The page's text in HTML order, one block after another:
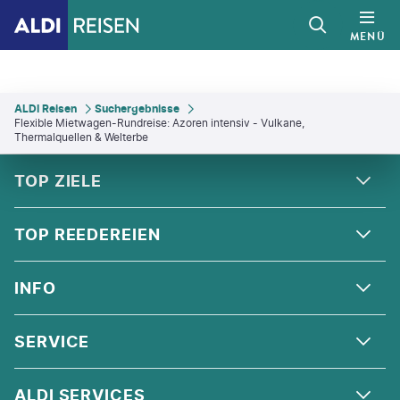
MENÜ
ALDI Reisen
Suchergebnisse
Flexible Mietwagen-Rundreise: Azoren intensiv - Vulkane,
Thermalquellen & Welterbe
TOP ZIELE
ALPEN
ANDALUSIEN
ORIENT
NORDSEE
TOP REEDEREIEN
COSTA KREUZFAHRTEN
MSC CRUISES
HOLLAND AMERICA LINE
INFO
ÜBER UNS
QUALITÄT
SERVICE
KONTAKT
ALDI SERVICES